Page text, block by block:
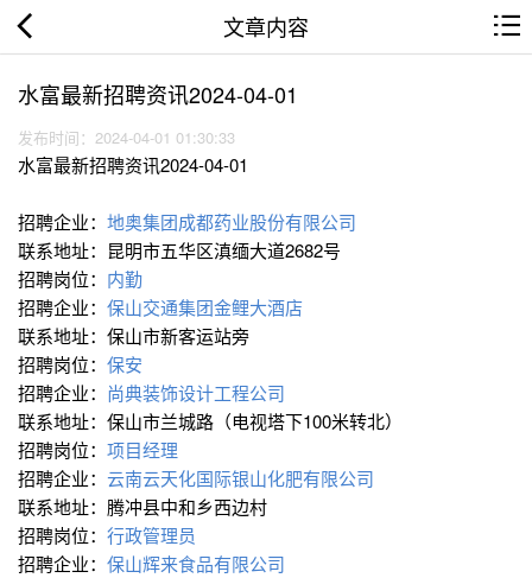
文章内容
水富最新招聘资讯2024-04-01
发布时间：2024-04-01 01:30:33
水富最新招聘资讯2024-04-01
招聘企业： 地奥集团成都药业股份有限公司
联系地址：昆明市五华区滇缅大道2682号
招聘岗位： 内勤
招聘企业： 保山交通集团金鲤大酒店
联系地址：保山市新客运站旁
招聘岗位： 保安
招聘企业： 尚典装饰设计工程公司
联系地址：保山市兰城路（电视塔下100米转北）
招聘岗位： 项目经理
招聘企业： 云南云天化国际银山化肥有限公司
联系地址：腾冲县中和乡西边村
招聘岗位： 行政管理员
招聘企业： 保山辉来食品有限公司